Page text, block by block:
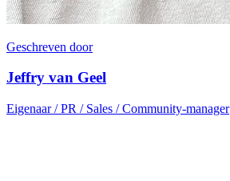
Geschreven door
Jeffry van Geel
Eigenaar / PR / Sales / Community-manager